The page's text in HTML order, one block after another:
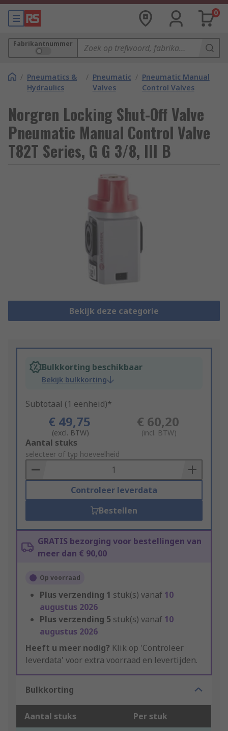
0
Fabrikantnummer
/ Pneumatics &
Hydraulics
/ Pneumatic
Valves
/ Pneumatic Manual
Control Valves
Norgren Locking Shut-Off Valve
Pneumatic Manual Control Valve
T82T Series, G G 3/8, III B
Bekijk deze categorie
Bulkkorting beschikbaar
Bekijk bulkkorting
Subtotaal (1 eenheid)*
€ 49,75
(excl. BTW)
€ 60,20
(incl. BTW)
Add
to
Basket
Aantal stuks
selecteer of typ hoeveelheid
Controleer leverdata
Bestellen
GRATIS bezorging voor bestellingen van
meer dan € 90,00
Op voorraad
Plus verzending 1 stuk(s) vanaf 10
augustus 2026
Plus verzending 5 stuk(s) vanaf 10
augustus 2026
Heeft u meer nodig? Klik op 'Controleer
leverdata' voor extra voorraad en levertijden.
Bulkkorting
Aantal stuks Per stuk